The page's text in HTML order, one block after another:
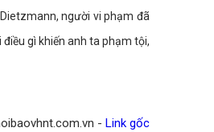
người vi phạm đã
gì khiến anh ta phạm tội,
- Link gốc